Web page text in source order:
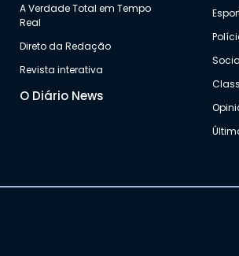
A Verdade Total em Tempo
Real
Direto da Redação
Revista interativa
O Diário News